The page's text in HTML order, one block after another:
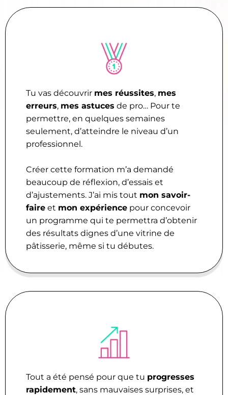
Tu vas découvrir mes réussites, mes
erreurs, mes astuces de pro… Pour te
permettre, en quelques semaines
seulement, d’atteindre le niveau d’un
professionnel.
Créer cette formation m’a demandé
beaucoup de réflexion, d’essais et
d’ajustements. J’ai mis tout mon savoir-
faire et mon expérience pour concevoir
un programme qui te permettra d’obtenir
des résultats dignes d’une vitrine de
pâtisserie, même si tu débutes.
Tout a été pensé pour que tu progresses
rapidement, sans mauvaises surprises, et